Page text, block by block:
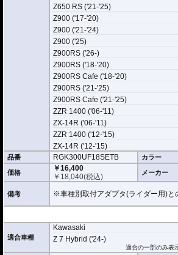
Z650 RS ('21-'25)
Z900 ('17-'20)
Z900 ('21-'24)
Z900 ('25)
Z900RS ('26-)
Z900RS ('18-'20)
Z900RS Cafe ('18-'20)
Z900RS ('21-'25)
Z900RS Cafe ('21-'25)
ZZR 1400 ('06-'11)
ZX-14R ('06-'11)
ZZR 1400 ('12-'15)
ZX-14R ('12-'15)
品番 RGK300UF18SETB カラー
価格
￥16,400
￥ 18,040(税込) メーカー
備考 ※車種別取付アダプタ(ライダー用)と
適合車種
Kawasaki
Z 7 Hybrid ('24-)
適合の一部のみ表